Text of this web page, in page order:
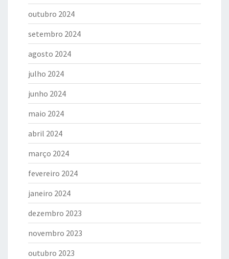
outubro 2024
setembro 2024
agosto 2024
julho 2024
junho 2024
maio 2024
abril 2024
março 2024
fevereiro 2024
janeiro 2024
dezembro 2023
novembro 2023
outubro 2023